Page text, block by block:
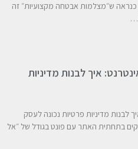
ש״מצלמות אבטחה מקצועיות״ זה
איך לבנות מדיניות
לבנות מדיניות פרטיות נכונה לעסק
בתחתית האתר עם פונט בגודל של ״אל